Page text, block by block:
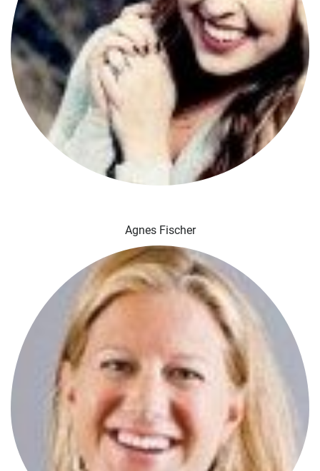
Agnes Fischer